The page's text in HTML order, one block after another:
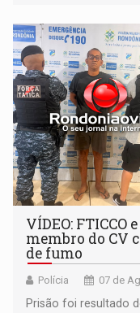
VÍDEO: FTICCO
membro do CV
de fumo
Polícia 07 de
Prisão foi resultado